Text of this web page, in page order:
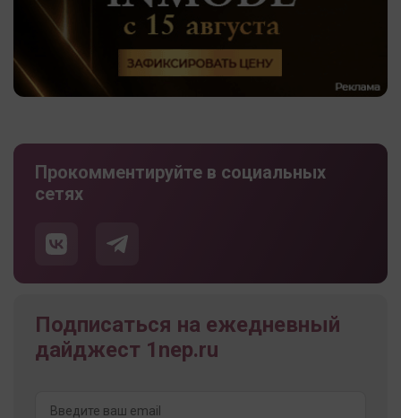
Прокомментируйте в социальных
сетях
Подписаться на ежедневный
дайджест 1nep.ru